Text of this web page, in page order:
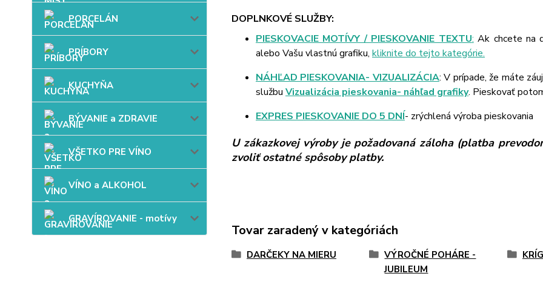
PORCELÁN
PRÍBORY
KUCHYŇA
BÝVANIE a ZDRAVIE
VŠETKO PRE VÍNO
VÍNO a ALKOHOL
GRAVÍROVANIE - motívy
DOPLNKOVÉ SLUŽBY:
PIESKOVACIE MOTÍVY / PIESKOVANIE TEXTU: Ak chcete na
alebo Vašu vlastnú grafiku, kliknite do tejto kategórie.
NÁHĽAD PIESKOVANIA- VIZUALIZÁCIA: V prípade, že máte
službu Vizualizácia pieskovania- náhľad grafiky. Pieskovať
EXPRES PIESKOVANIE DO 5 DNÍ- zrýchlená výroba pieskovania
U zákazkovej výroby je požadovaná záloha (platba
zvoliť ostatné spôsoby platby.
Tovar zaradený v kategóriách
DARČEKY NA MIERU
VÝROČNÉ POHÁRE -
JUBILEUM